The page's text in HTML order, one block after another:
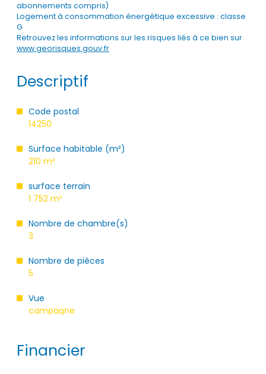
abonnements compris)
Logement à consommation énergétique excessive : classe
G
Retrouvez les informations sur les risques liés à ce bien sur
www.georisques.gouv.fr
Descriptif
Code postal
14250
Surface habitable (m²)
210 m²
surface terrain
1 752 m²
Nombre de chambre(s)
3
Nombre de pièces
5
Vue
campagne
Financier